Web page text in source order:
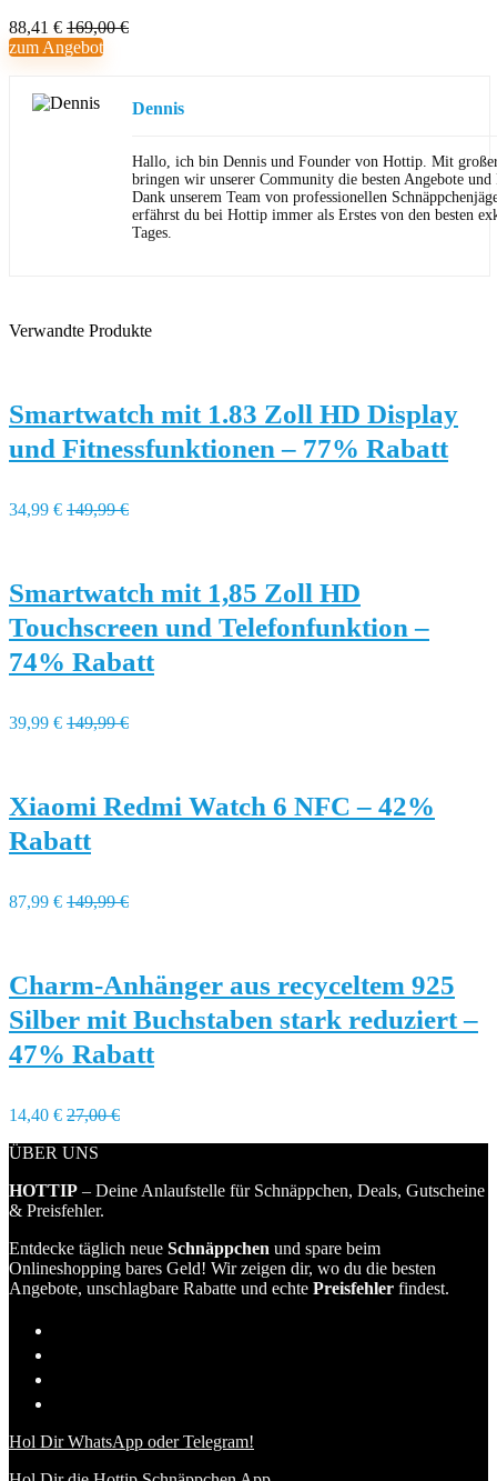
88,41 € 169,00 €
zum Angebot
Dennis
Hallo, ich bin Dennis und Founder von Hottip. Mit
bringen wir unserer Community die besten Angebote und
Dank unserem Team von professionellen
erfährst du bei Hottip immer als Erstes von den besten
Tages.
Verwandte Produkte
Smartwatch mit 1.83 Zoll HD Display
und Fitnessfunktionen – 77% Rabatt
34,99 € 149,99 €
Smartwatch mit 1,85 Zoll HD
Touchscreen und Telefonfunktion –
74% Rabatt
39,99 € 149,99 €
Xiaomi Redmi Watch 6 NFC – 42%
Rabatt
87,99 € 149,99 €
Charm-Anhänger aus recyceltem 925
Silber mit Buchstaben stark reduziert –
47% Rabatt
14,40 € 27,00 €
ÜBER UNS
HOTTIP – Deine Anlaufstelle für Schnäppchen, Deals, Gutscheine
& Preisfehler.
Entdecke täglich neue Schnäppchen und spare beim
Onlineshopping bares Geld! Wir zeigen dir, wo du die besten
Angebote, unschlagbare Rabatte und echte Preisfehler findest.
Hol Dir WhatsApp oder Telegram!